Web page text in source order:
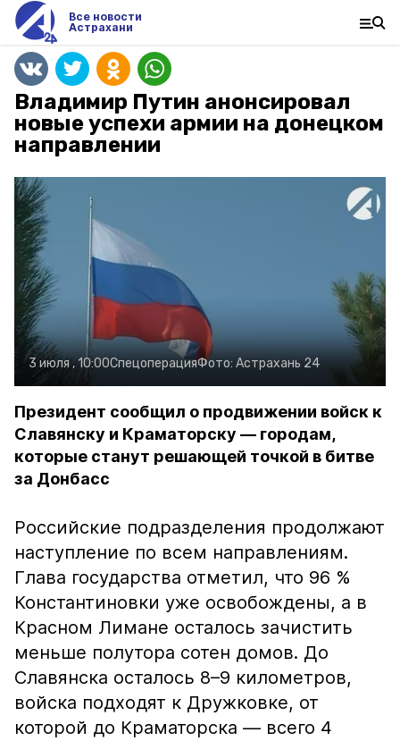
Все новости
Астрахани
Владимир Путин анонсировал
новые успехи армии на донецком
направлении
3 июля , 10:00СпецоперацияФото: Астрахань 24
Президент сообщил о продвижении войск к
Славянску и Краматорску — городам,
которые станут решающей точкой в битве
за Донбасс
Российские подразделения продолжают
наступление по всем направлениям.
Глава государства отметил, что 96 %
Константиновки уже освобождены, а в
Красном Лимане осталось зачистить
меньше полутора сотен домов. До
Славянска осталось 8–9 километров,
войска подходят к Дружковке, от
которой до Краматорска — всего 4